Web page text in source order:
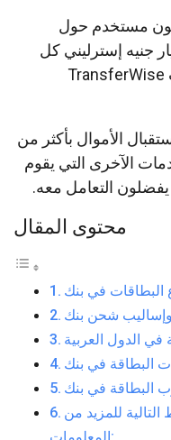
عدد مستخدمي لـ 3 مليون مستخدم حول
يقومون بتداول حوالي 2 مليار جنيه إسترليني كل
شهر، كما يقوم البنك بتقديم حساب TransferWise
الأموال بأكثر من
الآخرى التي يقوم
التعامل معه.
محتوى المقال
التالية للمزيد من
المعلومات: